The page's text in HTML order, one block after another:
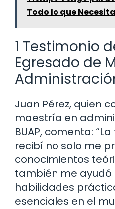
Todo lo que
1 Testimonio
Egresado de
Juan Pérez, quien
maestría en
BUAP, comenta:
recibí no solo me
conocimientos
también me
habilidades
esenciales en el